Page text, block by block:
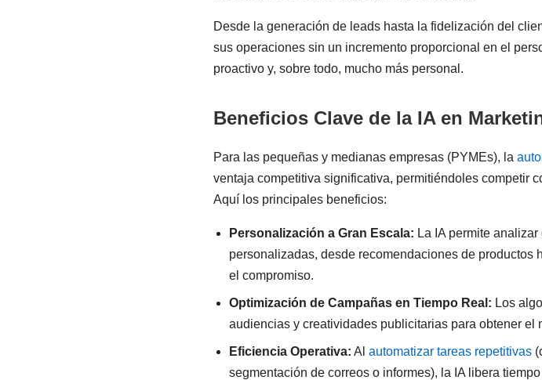
Desde la generación de leads hasta la fidelización del
sus operaciones sin un incremento proporcional en el
proactivo y, sobre todo, mucho más personal.
Beneficios Clave de la IA en
Para las pequeñas y medianas empresas (PYMEs), la
ventaja competitiva significativa, permitiéndoles competir
Aquí los principales beneficios:
Personalización a Gran Escala: La IA permite
personalizadas, desde recomendaciones de productos
el compromiso.
Optimización de Campañas en Tiempo Real: Los
audiencias y creatividades publicitarias para obtener
Eficiencia Operativa: Al automatizar tareas repetitivas
segmentación de correos o informes), la IA libera